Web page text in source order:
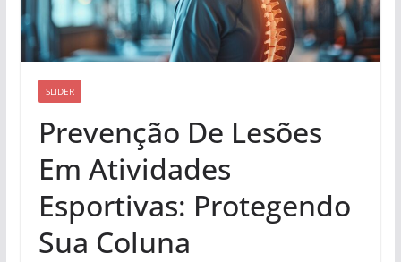
SLIDER
Prevenção De Lesões
Em Atividades
Esportivas: Protegendo
Sua Coluna